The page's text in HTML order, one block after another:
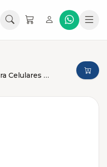
Montaje Universal Nite Ize Para Celulares en Portavaso de Carros y Camionetas